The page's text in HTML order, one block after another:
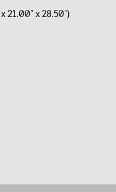
21.00" x 28.50")